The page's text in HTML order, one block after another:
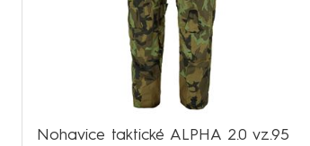
Nohavice taktické ALPHA 2.0 vz.95